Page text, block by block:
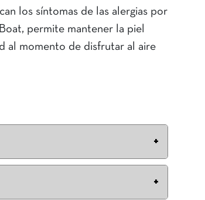
los síntomas de las alergias por
permite mantener la piel
al momento de disfrutar al aire
ir a un dermatólogo, y como primeras